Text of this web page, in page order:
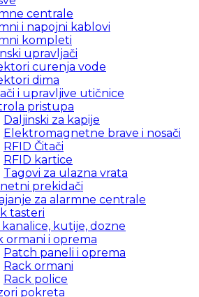
centrale
i napojni kablovi
kompleti
upravljači
curenja vode
dima
i upravljive utičnice
pristupa
Daljinski za kapije
Elektromagnetne brave i nosači
RFID Čitači
RFID kartice
Tagovi za ulazna vrata
prekidači
za alarmne centrale
tasteri
kanalice, kutije, dozne
ormani i oprema
Patch paneli i oprema
Rack ormani
Rack police
pokreta